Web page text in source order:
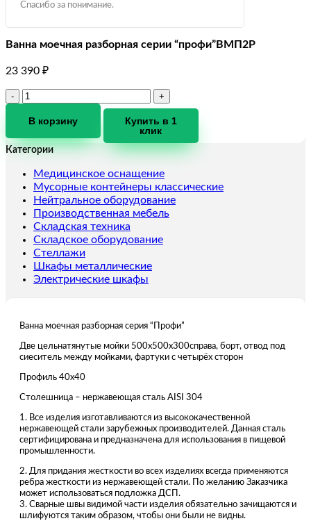
Спасибо за понимание.
Ванна моечная разборная серии “профи”ВМП2Р
23 390 ₽
Количество
Ванна
разборная
"профи"ВМП2Р
В корзину
Купить в 1
клик
Категории
Медицинское оснащение
Мусорные контейнеры классические
Нейтральное оборудование
Производственная мебель
Складская техника
Складское оборудование
Стеллажи
Шкафы металлические
Электрические шкафы
Ванна моечная разборная серия “Профи”
Две цельнатянутые мойки 500х500х300справа, борт, отвод под
сиеситель между мойками, фартуки с четырёх сторон
Профиль 40х40
Столешница – нержавеющая сталь AISI 304
1. Все изделия изготавливаются из высококачественной
нержавеющей стали зарубежных производителей. Данная сталь
сертифицирована и предназначена для использования в пищевой
промышленности.
2. Для придания жесткости во всех изделиях всегда применяются
ребра жесткости из нержавеющей стали. По желанию Заказчика
может использоваться подложка ДСП.
3. Сварные швы видимой части изделия обязательно зачищаются и
шлифуются таким образом, чтобы они были не видны.